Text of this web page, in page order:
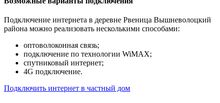
Подключение интернета в деревне Рвеница Вышневолоцкий
района можно реализовать несколькими способами:
оптоволоконная связь;
подключение по технологии WiMAX;
спутниковый интернет;
4G подключение.
Подключить интернет в частный дом